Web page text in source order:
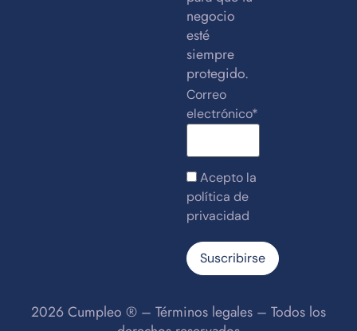
negocio
esté
siempre
protegido.
Correo
electrónico*
Acepto la
política de
privacidad
2026 Cumpleo ® – Términos legales – Todos los